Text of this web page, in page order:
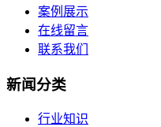
案例展示
在线留言
联系我们
新闻分类
行业知识